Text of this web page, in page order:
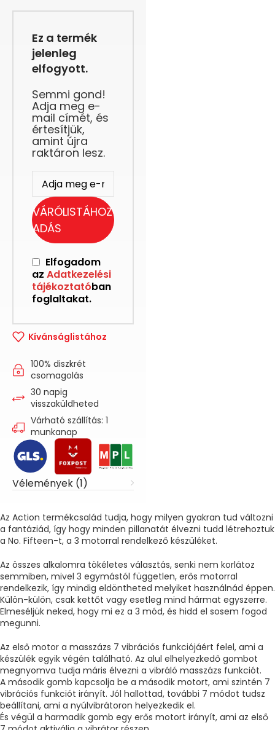
Ez a termék
jelenleg
elfogyott.
Semmi gond!
Adja meg e-
mail címét, és
értesítjük,
amint újra
raktáron lesz.
VÁRÓLISTÁHOZ
ADÁS
Elfogadom
az Adatkezelési
tájékoztatóban
foglaltakat.
Kívánságlistához
100% diszkrét
csomagolás
30 napig
visszaküldheted
Várható szállítás: 1
munkanap
Vélemények (1)
Az Action termékcsalád tudja, hogy milyen gyakran tud változni
a fantáziád, így hogy minden pillanatát élvezni tudd létrehoztuk
a No. Fifteen-t, a 3 motorral rendelkező készüléket.
Az összes alkalomra tökéletes választás, senki nem korlátoz
semmiben, mivel 3 egymástól független, erős motorral
rendelkezik, így mindig eldöntheted melyiket használnád éppen.
Külön-külön, csak kettőt vagy esetleg mind hármat egyszerre.
Elmeséljük neked, hogy mi ez a 3 mód, és hidd el sosem fogod
megunni.
Az első motor a masszázs 7 vibrációs funkciójáért felel, ami a
készülék egyik végén található. Az alul elhelyezkedő gombot
megnyomva tudja máris élvezni a vibráló masszázs funkciót.
A második gomb kapcsolja be a második motort, ami szintén 7
vibrációs funkciót irányít. Jól hallottad, további 7 módot tudsz
beállítani, ami a nyúlvibrátoron helyezkedik el.
És végül a harmadik gomb egy erős motort irányít, ami az első